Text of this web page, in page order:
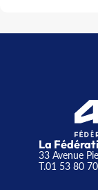
La
33 Avenue
T.01 53 80